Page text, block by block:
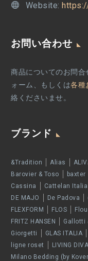
Website:
お問い合わせ
商品についてのお問
ォーム、もしくは各種
絡くださいませ。
ブランド
&Tradition Alias
Barovier & Toso
baxter
Cassina
Cattelan Italia
DE MAJO
De Padova
FLEXFORM
FLOS Flou
FRITZ HANSEN
Gallotti
Giorgetti
GLAS ITALIA
ligne roset
LIVING
Milano Bedding (by